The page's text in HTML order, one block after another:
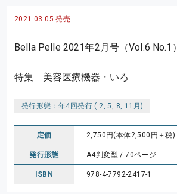
2021.03.05 発売
Bella Pelle 2021年2月号（Vol.6 No.1）
特集 美容医療機器・いろ
発行形態：年4回発行 ( 2, 5, 8, 11月)
定価 2,750円(本体2,500円＋税)
発行形態 A4判変型 / 70ページ
ISBN 978-4-7792-2417-1